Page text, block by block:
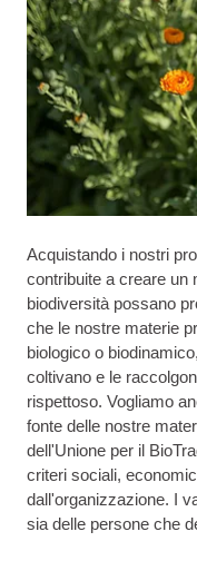
Acquistando i nostri
contribuite a creare un
biodiversità possano
che le nostre materie
biologico o
coltivano e le
rispettoso. Vogliamo
fonte delle nostre
dell'Unione per il
criteri sociali,
dall'organizzazione. I
sia delle persone che